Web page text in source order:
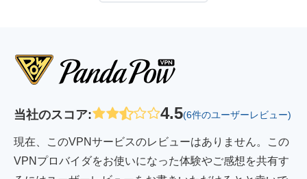
当社のスコア: 4.5(6件のユーザーレビュー)
現在、このVPNサービスのレビューはありません。この
VPNプロバイダをお使いになった体験やご感想を共有す